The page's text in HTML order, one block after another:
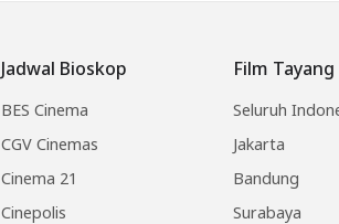
Jadwal Bioskop
BES Cinema
CGV Cinemas
Cinema 21
Cinepolis
Film
Seluruh
Jakarta
Bandung
Surabaya